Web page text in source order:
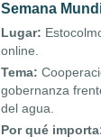
Semana
Lugar:
online.
Tema:
gobernanza
del agua.
Por qué